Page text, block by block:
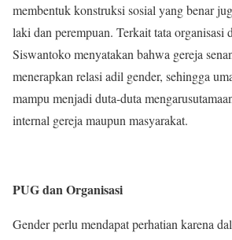
membentuk konstruksi sosial yang benar
laki dan perempuan. Terkait tata organisasi
Siswantoko menyatakan bahwa gereja
menerapkan relasi adil gender, sehingga
mampu menjadi duta-duta
internal gereja maupun masyarakat.
PUG dan Organisasi
Gender perlu mendapat perhatian karena